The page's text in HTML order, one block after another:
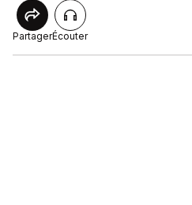
PartagerÉcouter